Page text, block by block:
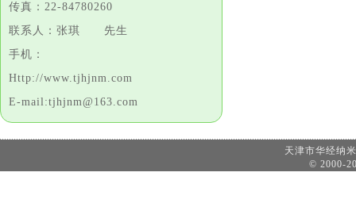
传真：22-84780260
联系人：张琪 先生
手机：
Http://www.tjhjnm.com
E-mail:tjhjnm@163.com
天津市华经
© 2000-